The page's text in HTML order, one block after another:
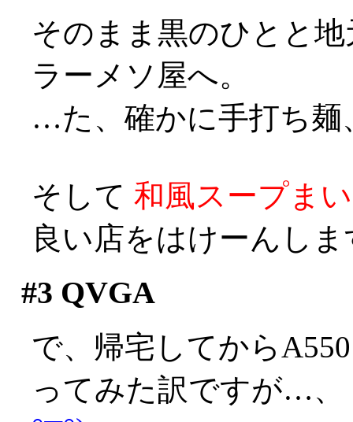
そのまま黒のひとと
ラーメソ屋へ。
…た、確かに手打ち麺
そして 和風スープま
良い店をはけーんし
#3 QVGA
で、帰宅してから
ってみた訳ですが…、